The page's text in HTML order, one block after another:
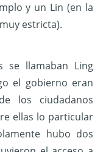
y un Lin (en la
estricta).
se llamaban Ling
el gobierno eran
los ciudadanos
ellas lo particular
hubo dos